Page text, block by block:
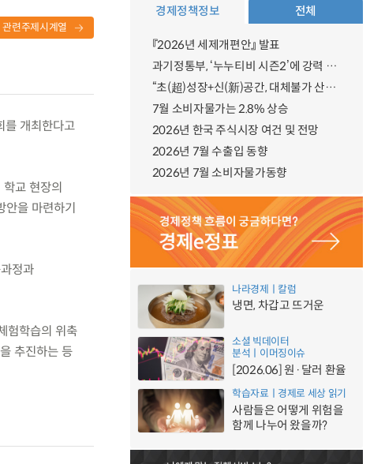
관련주제시계열
를 개최한다고
교 현장의
을 마련하기
정과
험학습의 위축
추진하는 등
경제정책정보 전체
『2026년 세제개편안』 발표
과기정통부, ‘누누티비 시즌2’에 강력 대응 의지 밝혀
“초(超)성장+신(新)공간, 대체불가 산업강국”
7월 소비자물가는 2.8% 상승
2026년 한국 주식시장 여건 및 전망
2026년 7월 수출입 동향
2026년 7월 소비자물가동향
나라경제ㅣ칼럼
냉면, 차갑고 뜨거운
소셜 빅데이터
분석ㅣ이머징이슈
[2026.06] 원·달러 환율
학습자료ㅣ경제로 세상 읽기
사람들은 어떻게 위험을
함께 나누어 왔을까?